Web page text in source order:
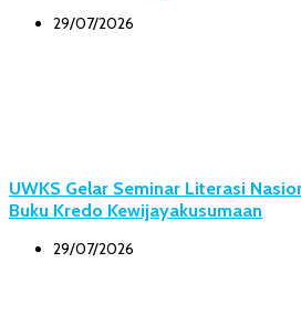
29/07/2026
UWKS Gelar Seminar Literasi
Buku Kredo Kewijayakusumaan
29/07/2026